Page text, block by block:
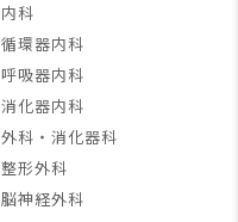
内科
循環器内科
呼吸器内科
消化器内科
外科・消化器科
整形外科
脳神経外科